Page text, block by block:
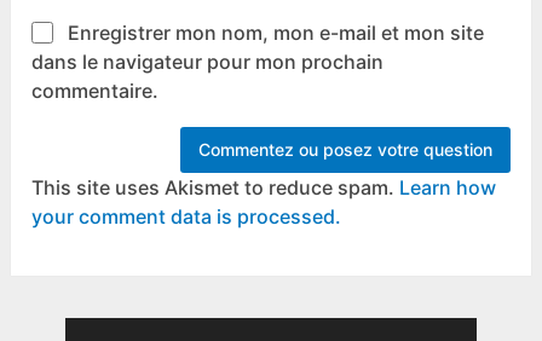
Enregistrer mon nom, mon e-mail et mon site
dans le navigateur pour mon prochain
commentaire.
This site uses Akismet to reduce spam. Learn how
your comment data is processed.